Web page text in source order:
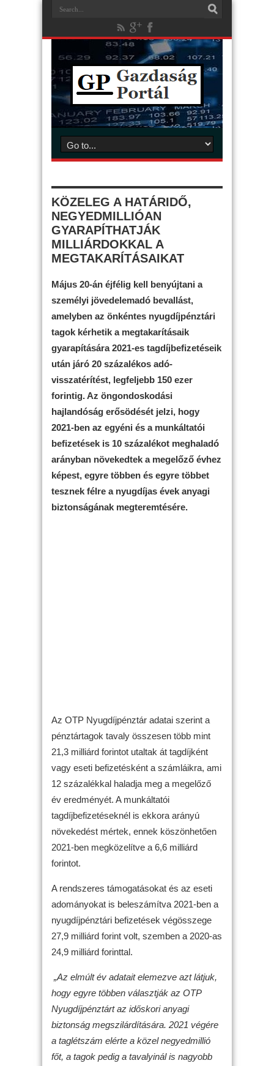
KÖZELEG A HATÁRIDŐ,
NEGYEDMILLIÓAN
GYARAPÍTHATJÁK
MILLIÁRDOKKAL A
MEGTAKARÍTÁSAIKAT
Május 20-án éjfélig kell benyújtani a
személyi jövedelemadó bevallást,
amelyben az önkéntes nyugdíjpénztári
tagok kérhetik a megtakarításaik
gyarapítására 2021-es tagdíjbefizetéseik
után járó 20 százalékos adó-
visszatérítést, legfeljebb 150 ezer
forintig. Az öngondoskodási
hajlandóság erősödését jelzi, hogy
2021-ben az egyéni és a munkáltatói
befizetések is 10 százalékot meghaladó
arányban növekedtek a megelőző évhez
képest, egyre többen és egyre többet
tesznek félre a nyugdíjas évek anyagi
biztonságának megteremtésére.
Az OTP Nyugdíjpénztár adatai szerint a
pénztártagok tavaly összesen több mint
21,3 milliárd forintot utaltak át tagdíjként
vagy eseti befizetésként a számláikra, ami
12 százalékkal haladja meg a megelőző
év eredményét. A munkáltatói
tagdíjbefizetéseknél is ekkora arányú
növekedést mértek, ennek köszönhetően
2021-ben megközelítve a 6,6 milliárd
forintot.
A rendszeres támogatásokat és az eseti
adományokat is beleszámítva 2021-ben a
nyugdíjpénztári befizetések végösszege
27,9 milliárd forint volt, szemben a 2020-as
24,9 milliárd forinttal.
„Az elmúlt év adatait elemezve azt látjuk,
hogy egyre többen választják az OTP
Nyugdíjpénztárt az időskori anyagi
biztonság megszilárdítására. 2021 végére
a taglétszám elérte a közel negyedmillió
főt, a tagok pedig a tavalyinál is nagyobb